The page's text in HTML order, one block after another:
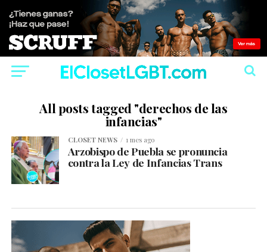
All posts tagged "derechos de las
infancias"
CLOSET NEWS 1 mes ago
Arzobispo de Puebla se pronuncia
contra la Ley de Infancias Trans